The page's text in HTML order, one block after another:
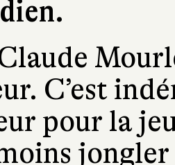
C’est
pour la
jongler